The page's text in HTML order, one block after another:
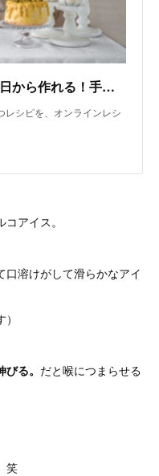
オンラインレシピブック【今日から作れる！手作り犬おやつレシピ】
レシピを、オンラインレシ
アイス。
口溶けがして滑らかなアイ
る。 だと喉につまらせる
笑